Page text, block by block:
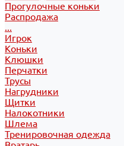
Прогулочные коньки
Распродажа
...
Игрок
Коньки
Клюшки
Перчатки
Трусы
Нагрудники
Щитки
Налокотники
Шлема
Тренировочная одежда